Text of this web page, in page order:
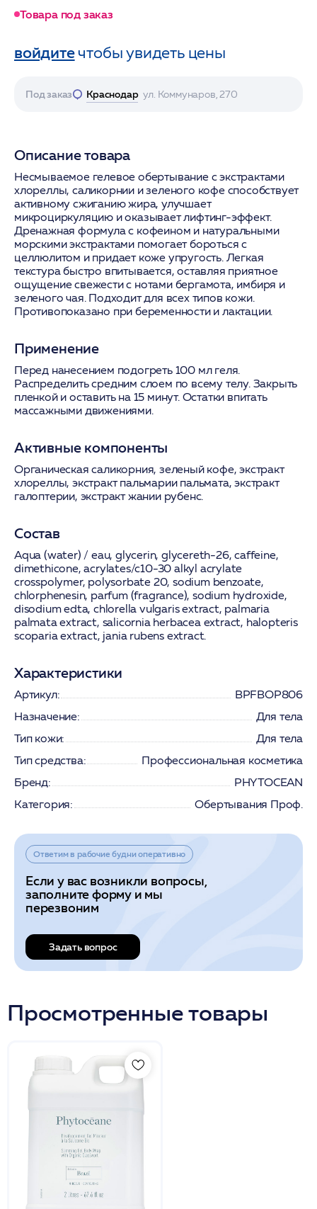
Товара под заказ
войдитечтобы увидеть цены
Под заказ Краснодар ул. Коммунаров, 270
Описание товара
Несмываемое гелевое обертывание с экстрактами
хлореллы, саликорнии и зеленого кофе способствует
активному сжиганию жира, улучшает
микроциркуляцию и оказывает лифтинг-эффект.
Дренажная формула с кофеином и натуральными
морскими экстрактами помогает бороться с
целлюлитом и придает коже упругость. Легкая
текстура быстро впитывается, оставляя приятное
ощущение свежести с нотами бергамота, имбиря и
зеленого чая. Подходит для всех типов кожи.
Противопоказано при беременности и лактации.
Применение
Перед нанесением подогреть 100 мл геля.
Распределить средним слоем по всему телу. Закрыть
пленкой и оставить на 15 минут. Остатки впитать
массажными движениями.
Активные компоненты
Органическая саликорния, зеленый кофе, экстракт
хлореллы, экстракт пальмарии пальмата, экстракт
галоптерии, экстракт жании рубенс.
Состав
Aqua (water) / eau, glycerin, glycereth-26, caffeine,
dimethicone, acrylates/c10-30 alkyl acrylate
crosspolymer, polysorbate 20, sodium benzoate,
chlorphenesin, parfum (fragrance), sodium hydroxide,
disodium edta, chlorella vulgaris extract, palmaria
palmata extract, salicornia herbacea extract, halopteris
scoparia extract, jania rubens extract.
Характеристики
Артикул:
BPFBOP806
Назначение:
Для тела
Тип кожи:
Для тела
Тип средства:
Профессиональная косметика
Бренд:
PHYTOCEAN
Категория:
Обертывания Проф.
Ответим в рабочие будни оперативно
Если у вас возникли вопросы,
заполните форму и мы
перезвоним
Задать вопрос
Просмотренные товары